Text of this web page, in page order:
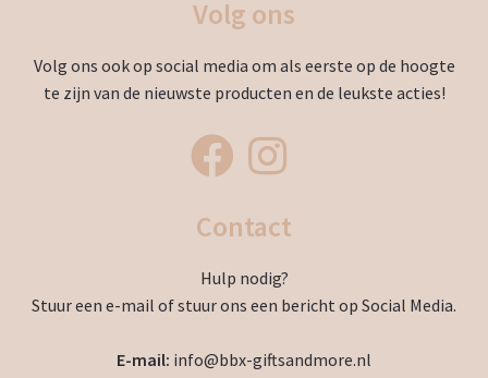
Volg ons
Volg ons ook op social media om als eerste op de hoogte
te zijn van de nieuwste producten en de leukste acties!
Contact
Hulp nodig?
Stuur een e-mail of stuur ons een bericht op Social Media.
E-mail: info@bbx-giftsandmore.nl